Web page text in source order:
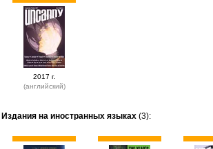
2017 г.
(английский)
Издания на иностранных языках (3):